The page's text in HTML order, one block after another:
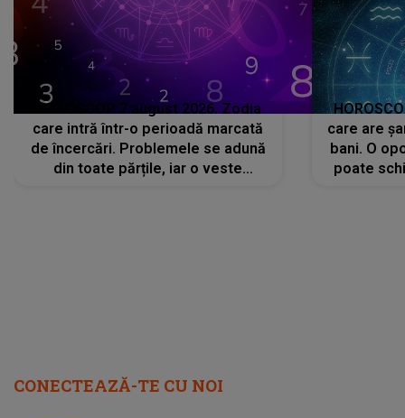
HOROSCOP 7 august 2026. Zodia
care intră într-o perioadă marcată
de încercări. Problemele se adună
din toate părțile, iar o veste
care are
bani. O
poate
CONECTEAZĂ-TE CU NOI